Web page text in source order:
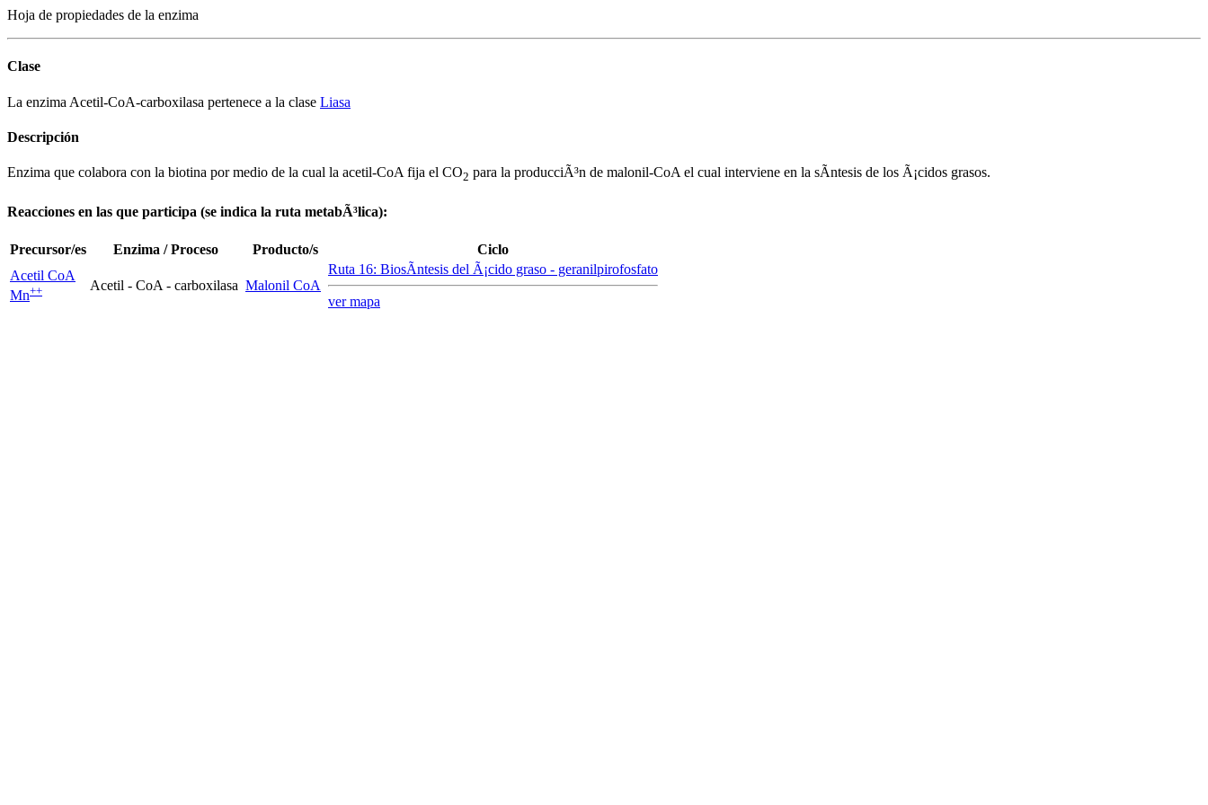
Hoja de propiedades de la enzima
Clase
La enzima Acetil-CoA-carboxilasa pertenece a la clase Liasa
Descripción
Enzima que colabora con la biotina por medio de la cual la acetil-CoA fija el CO2 para la producciÃ³n de malonil-CoA el cual interviene en la sÃ­ntesis de los Ã¡cidos grasos.
Reacciones en las que participa (se indica la ruta metabÃ³lica):
Precursor/es Enzima / Proceso Producto/s
Ciclo
Acetil CoA
Mn++ Acetil - CoA - carboxilasa Malonil CoA
Ruta 16: BiosÃ­ntesis del Ã¡cido graso - geranilpirofosfato
ver mapa